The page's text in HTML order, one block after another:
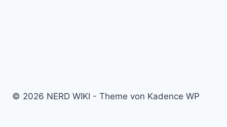
© 2026 NERD WIKI - Theme von Kadence WP